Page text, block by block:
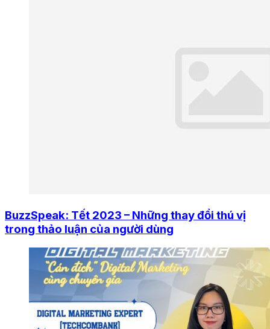
BuzzSpeak: Tết 2023 – Những thay đổi thú vị
trong thảo luận của người dùng